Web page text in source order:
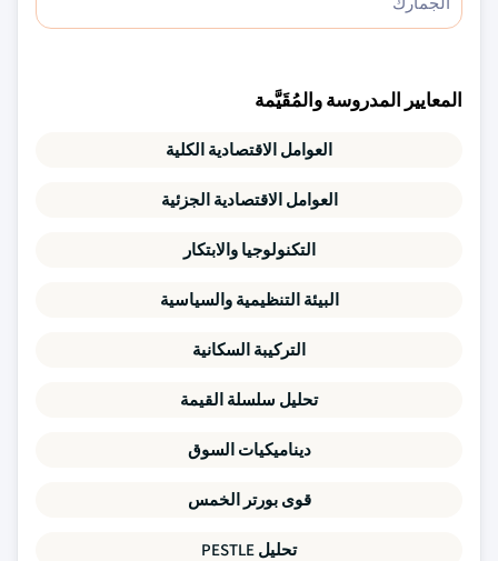
المعايير المدروسة والمُقَيَّمة
العوامل الاقتصادية الكلية
العوامل الاقتصادية الجزئية
التكنولوجيا والابتكار
البيئة التنظيمية والسياسية
التركيبة السكانية
تحليل سلسلة القيمة
ديناميكيات السوق
قوى بورتر الخمس
تحليل PESTLE